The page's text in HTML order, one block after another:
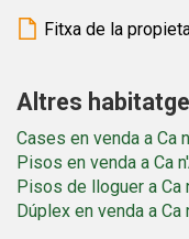
Fitxa de la
Altres
Cases en venda a Ca
Pisos en venda a Ca
Pisos de lloguer a Ca
Dúplex en venda a Ca
mesurament de
perfils de navegació
funció de l'anàlisi
una millor
Marketing i
Aquestes cookies
informació sobre les